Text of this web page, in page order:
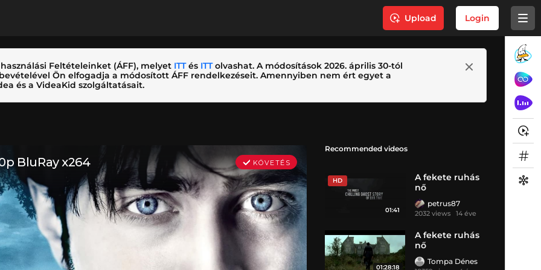
Upload Login
Feltételeinket (ÁFF), melyet ITTés ITTolvashat. A módosítások 2026. április 30-tól
Ön elfogadja a módosított ÁFF rendelkezéseit. Amennyiben nem ért egyet a
és a VideaKid szolgáltatásait.
Recommended videos
HD
01:41
A fekete ruhás
nő
petrus87
2032 views 14 éve
01:28:18
A fekete ruhás
nő
Tompa Dénes